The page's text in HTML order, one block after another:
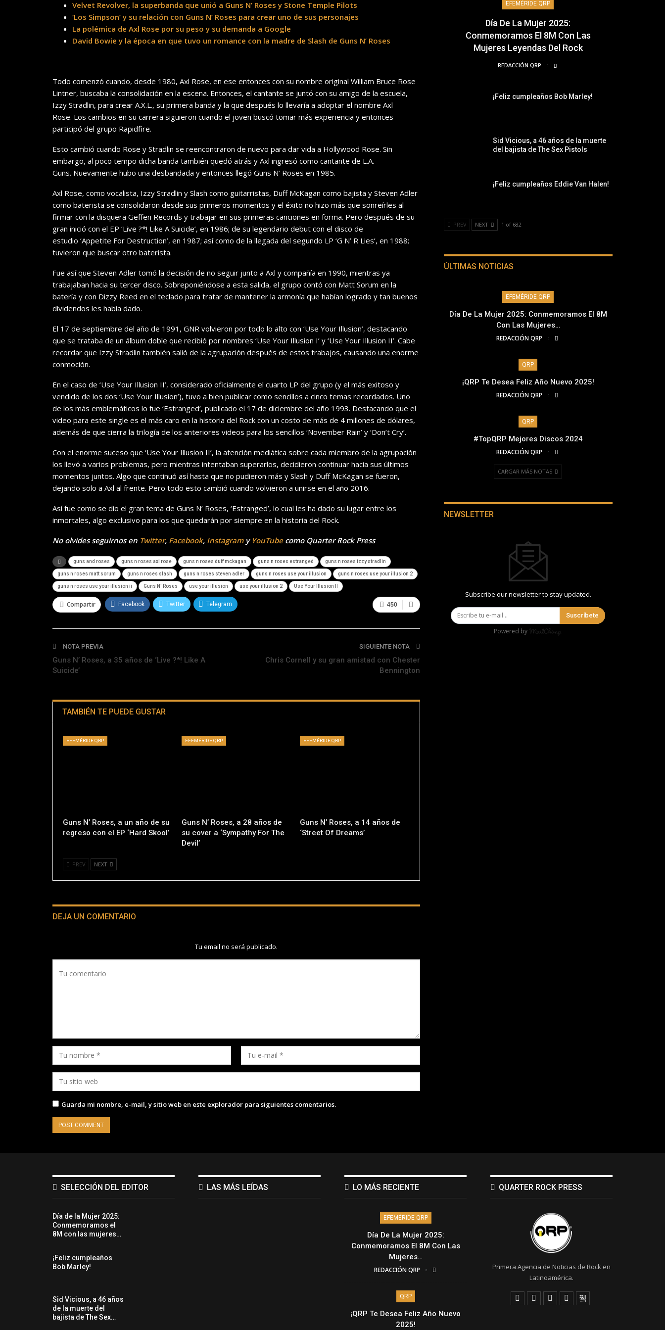
Velvet Revolver, la superbanda que unió a Guns N’ Roses y Stone Temple Pilots
‘Los Simpson’ y su relación con Guns N’ Roses para crear uno de sus personajes
La polémica de Axl Rose por su peso y su demanda a Google
David Bowie y la época en que tuvo un romance con la madre de Slash de Guns N’ Roses
Todo comenzó cuando, desde 1980, Axl Rose, en ese entonces con su nombre original William Bruce Rose
Lintner, buscaba la consolidación en la escena. Entonces, el cantante se juntó con su amigo de la escuela,
Izzy Stradlin, para crear A.X.L., su primera banda y la que después lo llevaría a adoptar el nombre Axl
Rose. Los cambios en su carrera siguieron cuando el joven buscó tomar más experiencia y entonces
participó del grupo Rapidfire.
Esto cambió cuando Rose y Stradlin se reencontraron de nuevo para dar vida a Hollywood Rose. Sin
embargo, al poco tempo dicha banda también quedó atrás y Axl ingresó como cantante de L.A.
Guns. Nuevamente hubo una desbandada y entonces llegó Guns N’ Roses en 1985.
Axl Rose, como vocalista, Izzy Stradlin y Slash como guitarristas, Duff McKagan como bajista y Steven Adler
como baterista se consolidaron desde sus primeros momentos y el éxito no hizo más que sonreírles al
firmar con la disquera Geffen Records y trabajar en sus primeras canciones en forma. Pero después de su
gran inició con el EP ‘Live ?*! Like A Suicide’, en 1986; de su legendario debut con el disco de
estudio ‘Appetite For Destruction’, en 1987; así como de la llegada del segundo LP ‘G N’ R Lies’, en 1988;
tuvieron que buscar otro baterista.
Fue así que Steven Adler tomó la decisión de no seguir junto a Axl y compañía en 1990, mientras ya
trabajaban hacia su tercer disco. Sobreponiéndose a esta salida, el grupo contó con Matt Sorum en la
batería y con Dizzy Reed en el teclado para tratar de mantener la armonía que habían logrado y tan buenos
dividendos les había dado.
El 17 de septiembre del año de 1991, GNR volvieron por todo lo alto con ‘Use Your Illusion’, destacando
que se trataba de un álbum doble que recibió por nombres ‘Use Your Illusion I’ y ‘Use Your Illusion II’. Cabe
recordar que Izzy Stradlin también salió de la agrupación después de estos trabajos, causando una enorme
conmoción.
En el caso de ‘Use Your Illusion II’, considerado oficialmente el cuarto LP del grupo (y el más exitoso y
vendido de los dos ‘Use Your Illusion’), tuvo a bien publicar como sencillos a cinco temas recordados. Uno
de los más emblemáticos lo fue ‘Estranged’, publicado el 17 de diciembre del año 1993. Destacando que el
video para este single es el más caro en la historia del Rock con un costo de más de 4 millones de dólares,
además de que cierra la trilogía de los anteriores videos para los sencillos ‘November Rain’ y ‘Don’t Cry’.
Con el enorme suceso que ‘Use Your Illusion II’, la atención mediática sobre cada miembro de la agrupación
los llevó a varios problemas, pero mientras intentaban superarlos, decidieron continuar hacia sus últimos
momentos juntos. Algo que continuó así hasta que no pudieron más y Slash y Duff McKagan se fueron,
dejando solo a Axl al frente. Pero todo esto cambió cuando volvieron a unirse en el año 2016.
Así fue como se dio el gran tema de Guns N’ Roses, ‘Estranged’, lo cual les ha dado su lugar entre los
inmortales, algo exclusivo para los que quedarán por siempre en la historia del Rock.
No olvides seguirnos en Twitter, Facebook, Instagramy YouTubecomo Quarter Rock Press
guns and roses guns n roses axl rose guns n roses duff mckagan guns n roses estranged guns n roses izzy stradlin
guns n roses matt sorum guns n roses slash guns n roses steven adler guns n roses use your illusion guns n roses use your illusion 2
guns n roses use your illusion ii Guns N' Roses use your illusion use your illusion 2 Use Your Illusion II
450
Compartir Facebook Twitter Telegram
NOTA PREVIA
Guns N’ Roses, a 35 años de ‘Live ?*! Like A
Suicide’
SIGUIENTE NOTA
Chris Cornell y su gran amistad con Chester
Bennington
TAMBIÉN TE PUEDE GUSTAR
EFEMÉRIDE QRP
Guns N’ Roses, a un año de su
regreso con el EP ‘Hard Skool’
EFEMÉRIDE QRP
Guns N’ Roses, a 28 años de
su cover a ‘Sympathy For The
Devil’
EFEMÉRIDE QRP
Guns N’ Roses, a 14 años de
‘Street Of Dreams’
PREV NEXT
DEJA UN COMENTARIO
Tu email no será publicado.
Guarda mi nombre, e-mail, y sitio web en este explorador para siguientes comentarios.
EFEMÉRIDE QRP
Día De La Mujer 2025:
Conmemoramos El 8M Con Las
Mujeres Leyendas Del Rock
REDACCIÓN QRP
¡Feliz cumpleaños Bob Marley!
Sid Vicious, a 46 años de la muerte
del bajista de The Sex Pistols
¡Feliz cumpleaños Eddie Van Halen!
PREV NEXT 1 of 682
ÚLTIMAS NOTICIAS
EFEMÉRIDE QRP
Día De La Mujer 2025: Conmemoramos El 8M
Con Las Mujeres…
REDACCIÓN QRP
QRP
¡QRP Te Desea Feliz Año Nuevo 2025!
REDACCIÓN QRP
QRP
#TopQRP Mejores Discos 2024
REDACCIÓN QRP
CARGAR MÁS NOTAS
NEWSLETTER
Subscribe our newsletter to stay updated.
Suscríbete
Powered by
SELECCIÓN DEL EDITOR
Día de la Mujer 2025:
Conmemoramos el
8M con las mujeres…
¡Feliz cumpleaños
Bob Marley!
Sid Vicious, a 46 años
de la muerte del
bajista de The Sex…
LAS MÁS LEÍDAS LO MÁS RECIENTE
EFEMÉRIDE QRP
Día De La Mujer 2025:
Conmemoramos El 8M Con Las
Mujeres…
REDACCIÓN QRP
QRP
¡QRP Te Desea Feliz Año Nuevo
2025!
QUARTER ROCK PRESS
Primera Agencia de Noticias de Rock en
Latinoamérica.